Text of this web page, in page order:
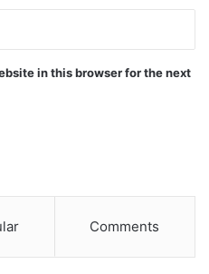
in this browser for the next
Comments